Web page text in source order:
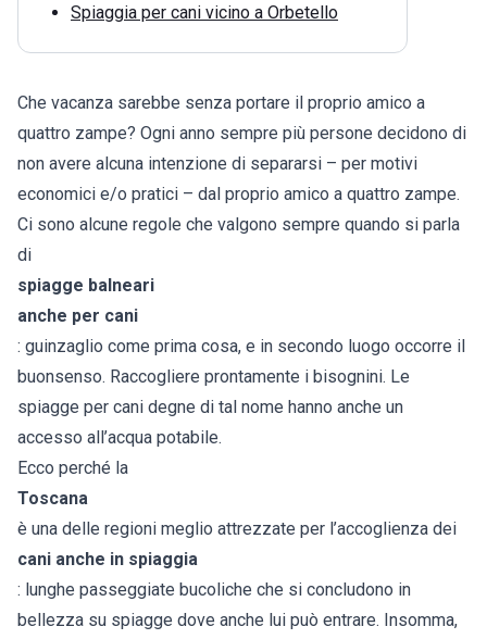
Spiaggia per cani vicino a Orbetello
Che vacanza sarebbe senza portare il proprio amico a
quattro zampe? Ogni anno sempre più persone decidono di
non avere alcuna intenzione di separarsi – per motivi
economici e/o pratici – dal proprio amico a quattro zampe.
Ci sono alcune regole che valgono sempre quando si parla
di
spiagge balneari
anche per cani
: guinzaglio come prima cosa, e in secondo luogo occorre il
buonsenso. Raccogliere prontamente i bisognini. Le
spiagge per cani degne di tal nome hanno anche un
accesso all’acqua potabile.
Ecco perché la
Toscana
è una delle regioni meglio attrezzate per l’accoglienza dei
cani anche in spiaggia
: lunghe passeggiate bucoliche che si concludono in
bellezza su spiagge dove anche lui può entrare. Insomma,